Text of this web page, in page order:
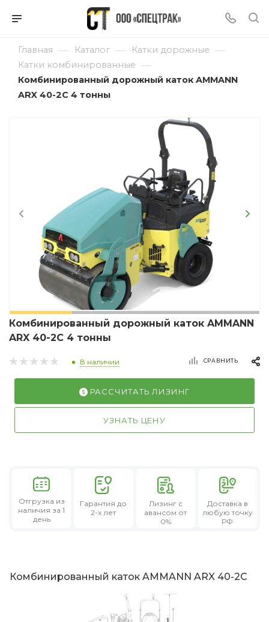
Главная — Каталог — Катки дорожные —
Катки комбинированные —
Комбинированный дорожный каток AMMANN
ARX 40-2C 4 тонны
Комбинированный дорожный каток AMMANN
ARX 40-2C 4 тонны
В наличии СРАВНИТЬ
РАССЧИТАТЬ ЛИЗИНГ
УЗНАТЬ ЦЕНУ
Отгрузка из
наличия за 1
день
Гарантия до
2-х лет
Лизингс
авансом от
0%
Доставка в
любую точку
РФ
Комбинированный каток AMMANN ARX 40-2C